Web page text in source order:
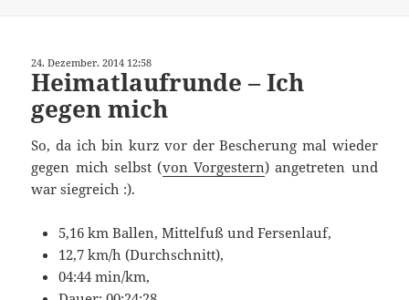
24. Dezember. 2014 12:58
Heimatlaufrunde – Ich
gegen mich
So, da ich bin kurz vor der Bescherung mal wieder
gegen mich selbst (von Vorgestern) angetreten und
war siegreich :).
5,16 km Ballen, Mittelfuß und Fersenlauf,
12,7 km/h (Durchschnitt),
04:44 min/km,